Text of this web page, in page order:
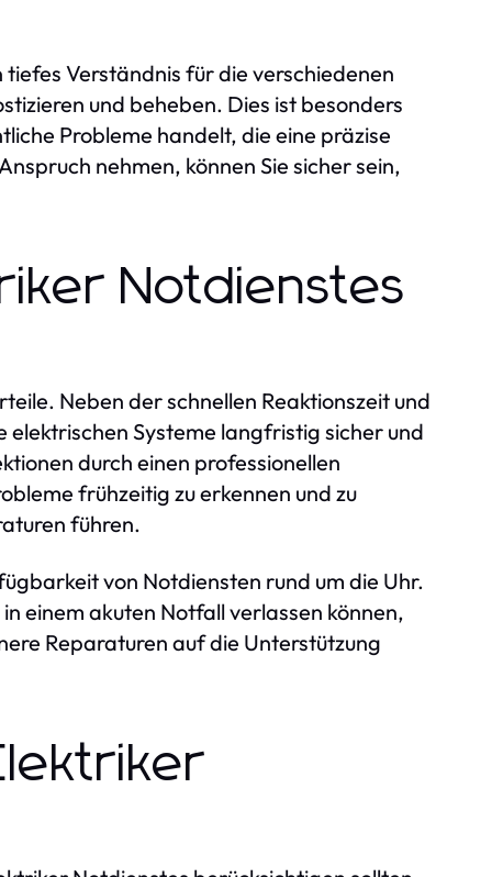
Verständnis für die verschiedenen
und beheben. Dies ist besonders
Probleme handelt, die eine präzise
nehmen, können Sie sicher sein,
Notdienstes
Neben der schnellen Reaktionszeit und
Systeme langfristig sicher und
durch einen professionellen
frühzeitig zu erkennen und zu
führen.
von Notdiensten rund um die Uhr.
einem akuten Notfall verlassen können,
Reparaturen auf die Unterstützung